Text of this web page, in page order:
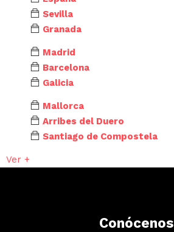
Sevilla
Granada
Madrid
Barcelona
Galicia
Mallorca
Arribes del Duero
Santiago de Compostela
Ver +
Conócenos